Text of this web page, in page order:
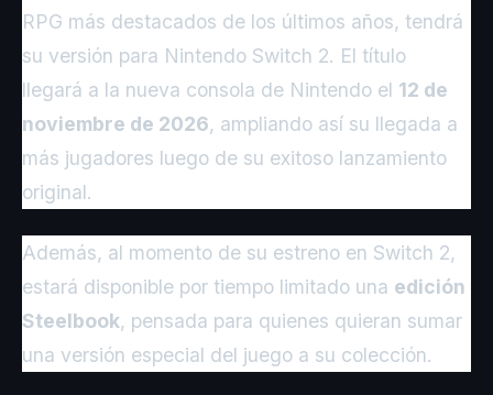
RPG más destacados de los últimos años, tendrá
su versión para Nintendo Switch 2. El título
llegará a la nueva consola de Nintendo el 12 de
noviembre de 2026, ampliando así su llegada a
más jugadores luego de su exitoso lanzamiento
original.
Además, al momento de su estreno en Switch 2,
estará disponible por tiempo limitado una edición
Steelbook, pensada para quienes quieran sumar
una versión especial del juego a su colección.